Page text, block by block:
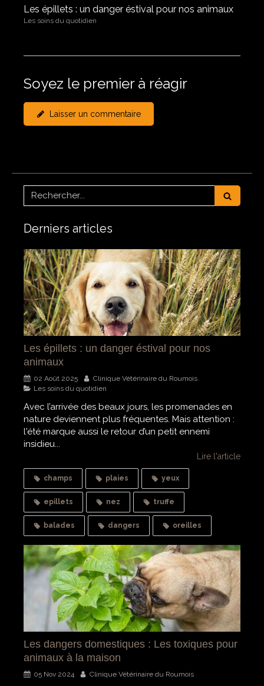
Les épillets : un danger éstival pour nos animaux
Les soins du quotidien
Soyez le premier à réagir
Laisser un commentaire
Rechercher
Derniers articles
Les épillets : un danger éstival pour nos
animaux
02 Août 2025
Clinique Vétérinaire du Roumois
Les soins du quotidien
Avec l’arrivée des beaux jours, les promenades en
nature deviennent plus fréquentes. Mais attention :
l'été marque aussi le retour d’un petit ennemi
insidieu...
Lire l'article
champs plaies yeux
epillets nez truffe
balades dangers oreilles
Les dangers domestiques : Les toxiques pour
animaux à la maison
05 Nov 2024 Clinique Vétérinaire du Roumois